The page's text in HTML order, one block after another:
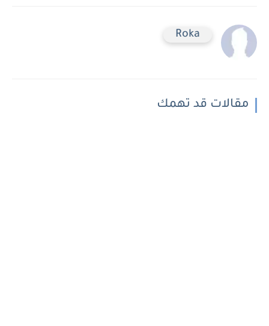
Roka
مقالات قد تهمك